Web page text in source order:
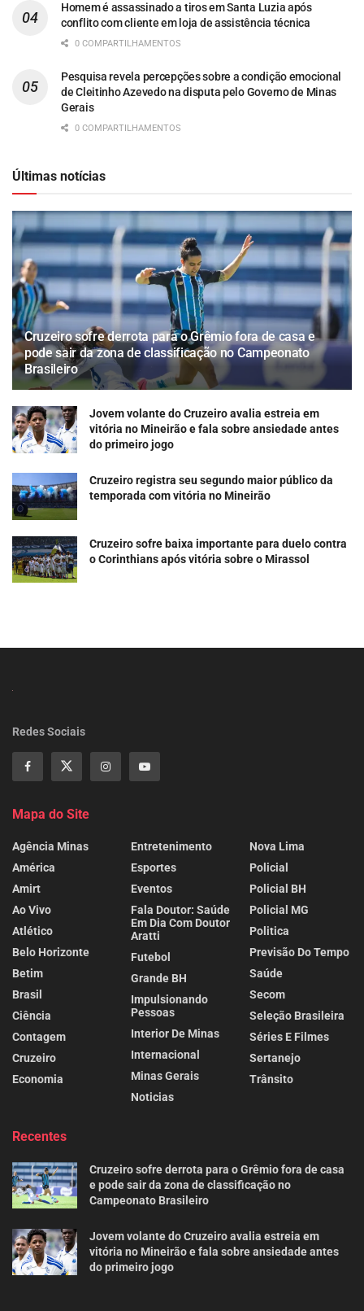
Homem é assassinado a tiros em Santa Luzia após
conflito com cliente em loja de assistência técnica
0 COMPARTILHAMENTOS
Pesquisa revela percepções sobre a condição emocional
de Cleitinho Azevedo na disputa pelo Governo de Minas
Gerais
0 COMPARTILHAMENTOS
Últimas notícias
Cruzeiro sofre derrota para o Grêmio fora de casa e
pode sair da zona de classificação no Campeonato
Brasileiro
Jovem volante do Cruzeiro avalia estreia em
vitória no Mineirão e fala sobre ansiedade antes
do primeiro jogo
Cruzeiro registra seu segundo maior público da
temporada com vitória no Mineirão
Cruzeiro sofre baixa importante para duelo contra
o Corinthians após vitória sobre o Mirassol
Redes Sociais
Mapa do Site
Agência Minas
América
Amirt
Ao Vivo
Atlético
Belo Horizonte
Betim
Brasil
Ciência
Contagem
Cruzeiro
Economia
Entretenimento
Esportes
Eventos
Fala Doutor: Saúde
Em Dia Com Doutor
Aratti
Futebol
Grande BH
Impulsionando
Pessoas
Interior De Minas
Internacional
Minas Gerais
Noticias
Nova Lima
Policial
Policial BH
Policial MG
Politica
Previsão Do Tempo
Saúde
Secom
Seleção Brasileira
Séries E Filmes
Sertanejo
Trânsito
Recentes
Cruzeiro sofre derrota para o Grêmio fora de casa
e pode sair da zona de classificação no
Campeonato Brasileiro
Jovem volante do Cruzeiro avalia estreia em
vitória no Mineirão e fala sobre ansiedade antes
do primeiro jogo